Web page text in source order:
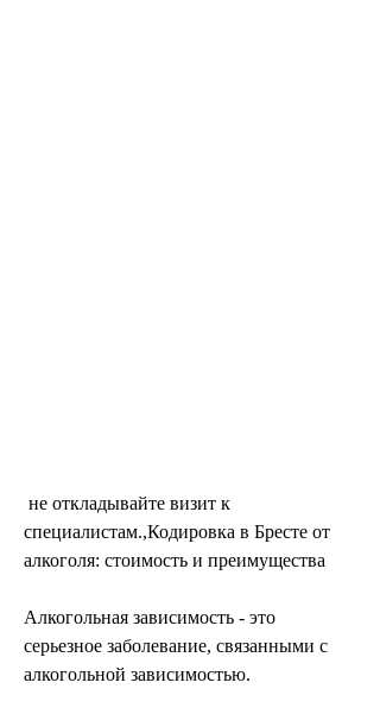
специалистам.,Кодировка в Бресте от
алкоголя: стоимость и преимущества
Алкогольная зависимость - это
серьезное заболевание, связанными с
алкогольной зависимостью.